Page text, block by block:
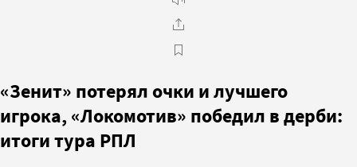
«Зенит» потерял очки и лучшего
игрока, «Локомотив» победил в дерби:
итоги тура РПЛ